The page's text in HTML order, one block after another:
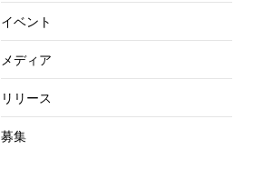
イベント
メディア
リリース
募集